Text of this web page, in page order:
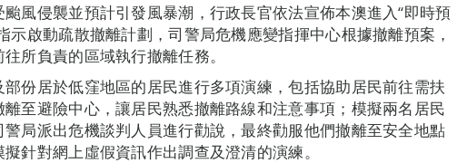
風侵襲並預計引發風暴潮，行政長官依法宣佈本澳進入“即時預
示啟動疏散撤離計劃，司警局危機應變指揮中心根據撤離預案，
所負責的區域執行撤離任務。
份居於低窪地區的居民進行多項演練，包括協助居民前往需扶
至避險中心，讓居民熟悉撤離路線和注意事項；模擬兩名居民
局派出危機談判人員進行勸說，最終勸服他們撤離至安全地點
針對網上虛假資訊作出調查及澄清的演練。